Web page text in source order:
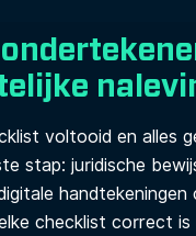
voltooid en alles
stap: juridische
handtekeningen
checklist correct